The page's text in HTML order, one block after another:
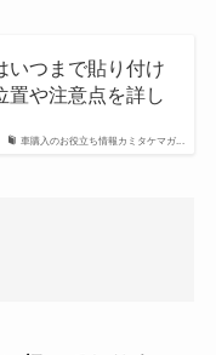
車購入のお役立ち情報カミタケマガ...
いつまで貼り付け
置や注意点を詳し